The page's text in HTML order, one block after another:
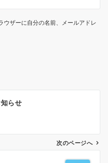
ウザーに自分の名前、メールアドレ
らせ
次のページへ